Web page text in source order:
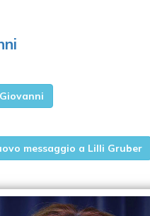
messaggio a Lilli Gruber